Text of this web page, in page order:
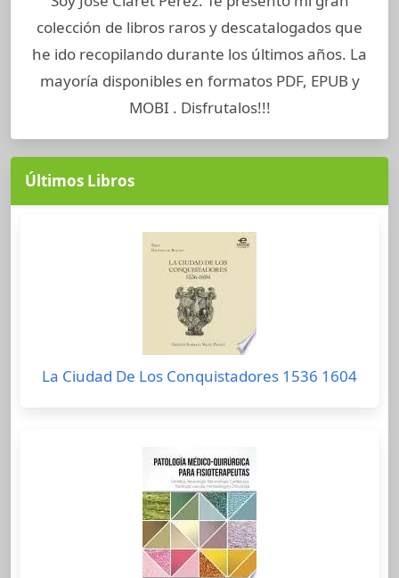
colección de libros raros y descatalogados que
he ido recopilando durante los últimos años. La
mayoría disponibles en formatos PDF, EPUB y
MOBI . Disfrutalos!!!
Últimos Libros
La Ciudad De Los Conquistadores 1536 1604